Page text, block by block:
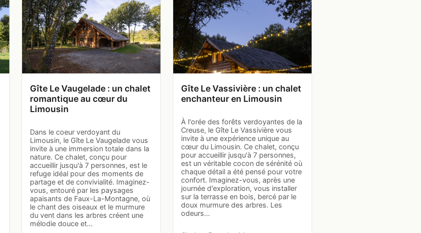
Gîte Le Vaugelade : un chalet
romantique au cœur du
Limousin
Dans le coeur verdoyant du
Limousin, le Gîte Le Vaugelade vous
invite à une immersion totale dans la
nature. Ce chalet, conçu pour
accueillir jusqu'à 7 personnes, est le
refuge idéal pour des moments de
partage et de convivialité. Imaginez-
vous, entouré par les paysages
apaisants de Faux-La-Montagne, où
le chant des oiseaux et le murmure
du vent dans les arbres créent une
mélodie douce et…
Gîte Le Vassivière : un chalet
enchanteur en Limousin
À l'orée des forêts verdoyantes de la
Creuse, le Gîte Le Vassivière vous
invite à une expérience unique au
cœur du Limousin. Ce chalet, conçu
pour accueillir jusqu'à 7 personnes,
est un véritable cocon de sérénité où
chaque détail a été pensé pour votre
confort. Imaginez-vous, après une
journée d'exploration, vous installer
sur la terrasse en bois, bercé par le
doux murmure des arbres. Les
odeurs…